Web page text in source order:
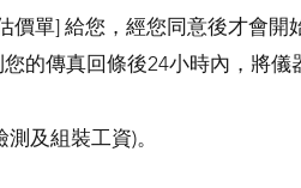
價單] 給您，經您同意後才會開
的傳真回條後24小時內，將儀
及組裝工資)。